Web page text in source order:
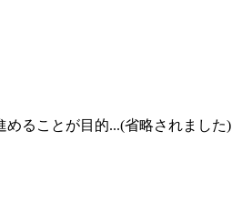
ることが目的...(省略されました)